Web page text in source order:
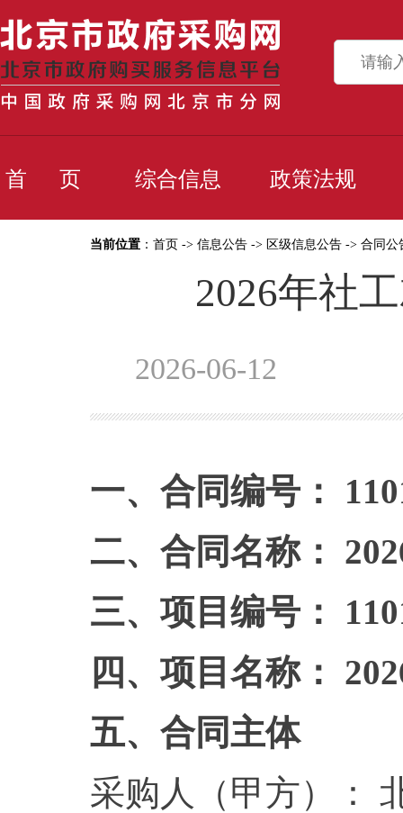
首 页 综合信息 政策法规
当前位置 ： 首页 -> 信息公告 -> 区级信息公告 -> 合同公
2026年社
2026-06-12
一、合同编号：
二、合同名称：
三、项目编号：
四、项目名称：
五、合同主体
采购人（甲方）：